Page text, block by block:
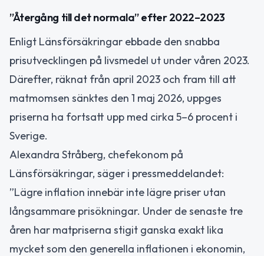
”Återgång till det normala” efter 2022–2023
Enligt Länsförsäkringar ebbade den snabba
prisutvecklingen på livsmedel ut under våren 2023.
Därefter, räknat från april 2023 och fram till att
matmomsen sänktes den 1 maj 2026, uppges
priserna ha fortsatt upp med cirka 5–6 procent i
Sverige.
Alexandra Stråberg, chefekonom på
Länsförsäkringar, säger i pressmeddelandet:
”Lägre inflation innebär inte lägre priser utan
långsammare prisökningar. Under de senaste tre
åren har matpriserna stigit ganska exakt lika
mycket som den generella inflationen i ekonomin,